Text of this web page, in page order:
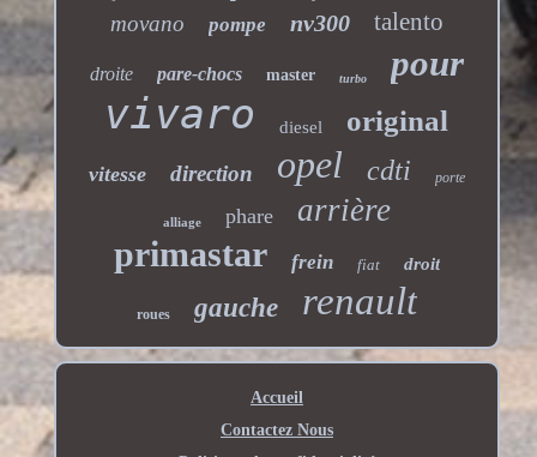
movano pompe nv300 talento
droite pare-chocs master turbo pour
vivaro diesel original
vitesse direction opel cdti porte
alliage phare arrière
primastar frein fiat droit
roues gauche renault
Accueil
Contactez Nous